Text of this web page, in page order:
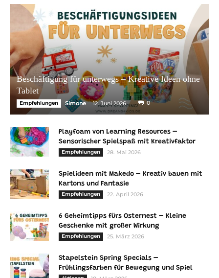
Beschäftigung für unterwegs – Kreative Ideen ohne
Tablet
Empfehlungen Simone - 12. Juni 2026 0
Playfoam von Learning Resources –
Sensorischer Spielspaß mit Kreativfaktor
Empfehlungen 28. Mai 2026
Spielideen mit Makedo – Kreativ bauen mit
Kartons und Fantasie
Empfehlungen 22. April 2026
6 Geheimtipps fürs Osternest – Kleine
Geschenke mit großer Wirkung
Empfehlungen 25. März 2026
Stapelstein Spring Specials –
Frühlingsfarben für Bewegung und Spiel